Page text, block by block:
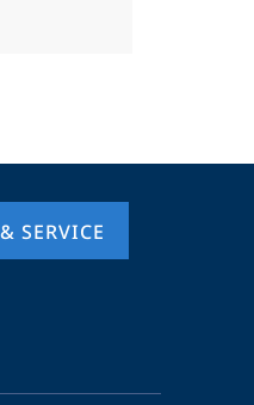
SERVICE